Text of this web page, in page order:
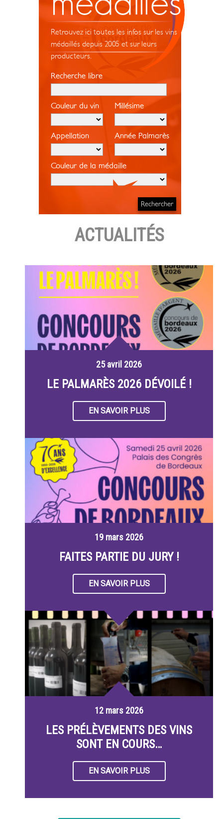
Retrouvez ici toutes les infos sur les vins
médaillés depuis 2005 et sur leurs
producteurs.
Recherche libre
Couleur du vin Millésime
Appellation Année Palmarès
Couleur de la médaille
ACTUALITÉS
25 avril 2026
LE PALMARÈS 2026 DÉVOILÉ !
EN SAVOIR PLUS
19 mars 2026
FAITES PARTIE DU JURY !
EN SAVOIR PLUS
12 mars 2026
LES PRÉLÈVEMENTS DES VINS
SONT EN COURS…
EN SAVOIR PLUS